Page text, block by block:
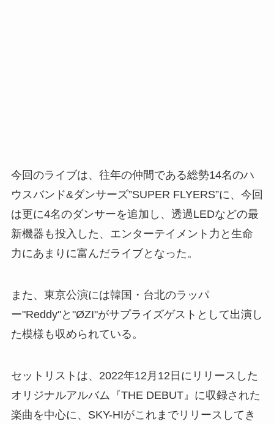
今回のライブは、往年の仲間である総勢14名のハ
ウスバンド&ダンサーズ”SUPER FLYERS”に、今回
は更に4名のダンサーを追加し、透過LEDなどの最
新機器も投入した、エンターテイメント力と生命
力にあまりに富んだライブとなった。
また、東京公演には韓国・台北のラッパ
ー"Reddy"と"ØZI"がサプライズゲストとして出演し
た模様も収められている。
セットリストは、2022年12⽉12⽇にリリースした
オリジナルアルバム『THE DEBUT』に収録された
楽曲を中心に、SKY-HIがこれまでリリースしてき